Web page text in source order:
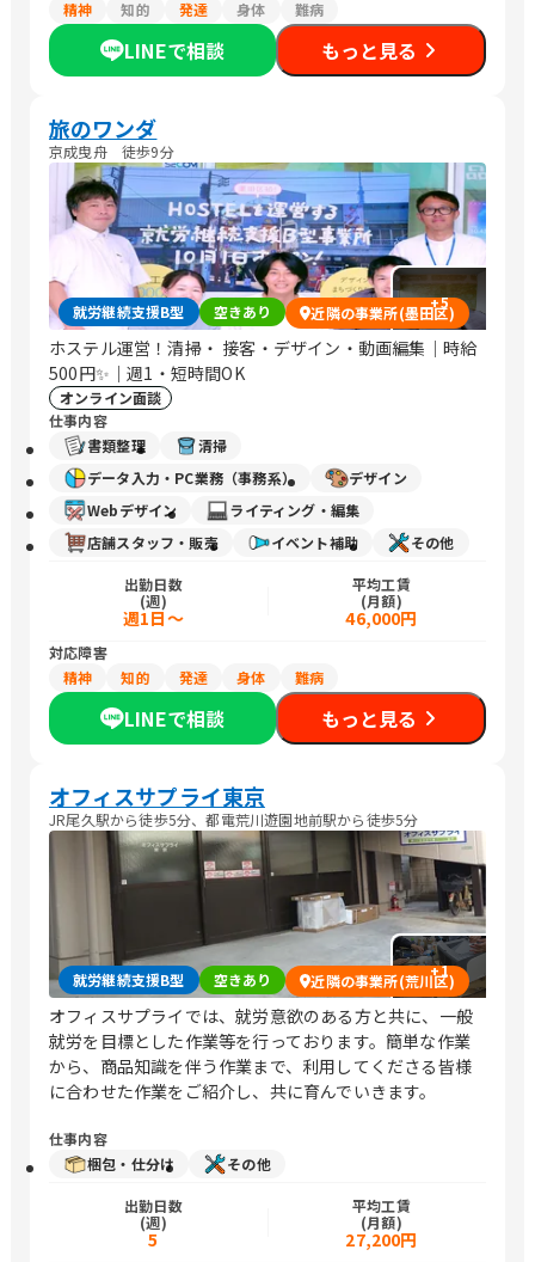
精神
知的 発達 身体 難病
LINEで相談 もっと見る
旅のワンダ
京成曳舟 徒歩9分
+5
就労継続支援B型 空きあり 近隣の事業所(墨田区)
ホステル運営！清掃・ 接客・デザイン・動画編集｜時給
500円✨｜週1・短時間OK
オンライン面談
仕事内容
書類整理
清掃
データ入力・PC業務（事務系）
デザイン
Webデザイン
ライティング・編集
店舗スタッフ・販売
イベント補助 その他
出勤日数
(週)
週1日〜
平均工賃
(月額)
46,000円
対応障害
精神
知的 発達 身体 難病
LINEで相談 もっと見る
オフィスサプライ東京
JR尾久駅から徒歩5分、都電荒川遊園地前駅から徒歩5分
+1
就労継続支援B型 空きあり 近隣の事業所(荒川区)
オフィスサプライでは、就労意欲のある方と共に、一般
就労を目標とした作業等を行っております。簡単な作業
から、商品知識を伴う作業まで、利用してくださる皆様
に合わせた作業をご紹介し、共に育んでいきます。
仕事内容
梱包・仕分け
その他
出勤日数
(週)
5
平均工賃
(月額)
27,200円